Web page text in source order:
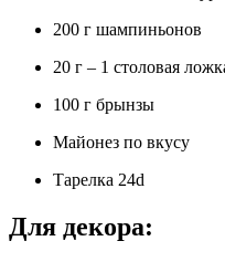
200 г шампиньонов
20 г – 1 столовая
100 г брынзы
Майонез по вкусу
Тарелка 24d
Для декора: